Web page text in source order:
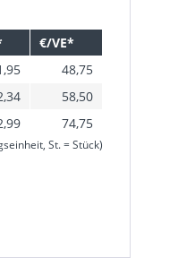
€/VE*
48,75
58,50
74,75
St. = Stück)